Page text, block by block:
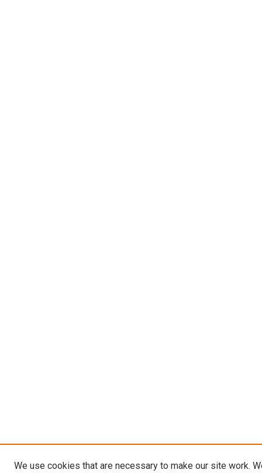
We use cookies that are necessary to make our site work.